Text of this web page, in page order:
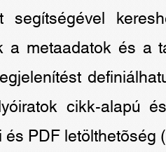
a metaadatok és a
cikk-alapú
PDF letölthetõség